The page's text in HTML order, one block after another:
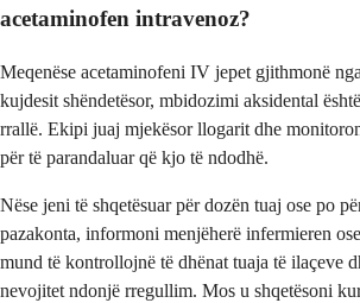
acetaminofen intravenoz?
Meqenëse acetaminofeni IV jepet gjithmonë
kujdesit shëndetësor, mbidozimi aksidental
rrallë. Ekipi juaj mjekësor llogarit dhe
për të parandaluar që kjo të ndodhë.
Nëse jeni të shqetësuar për dozën tuaj ose po
pazakonta, informoni menjëherë infermieren
mund të kontrollojnë të dhënat tuaja të ilaçeve
nevojitet ndonjë rregullim. Mos u shqetësoni